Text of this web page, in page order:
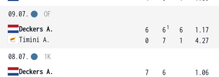
09.07.
Deckers A.
Timini A.
OF
6
0
6 1
7
6
1
1.17
4.27
08.07.
Deckers A.
1K
7
6
1.06